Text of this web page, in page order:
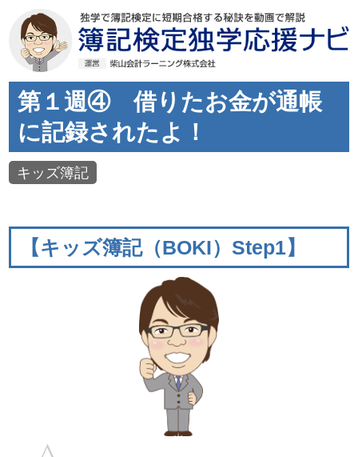
第１週④ 借りたお金が通帳
に記録されたよ！
キッズ簿記
【キッズ簿記（BOKI）Step1】